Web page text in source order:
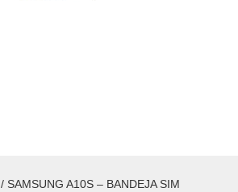
/ SAMSUNG A10S – BANDEJA SIM